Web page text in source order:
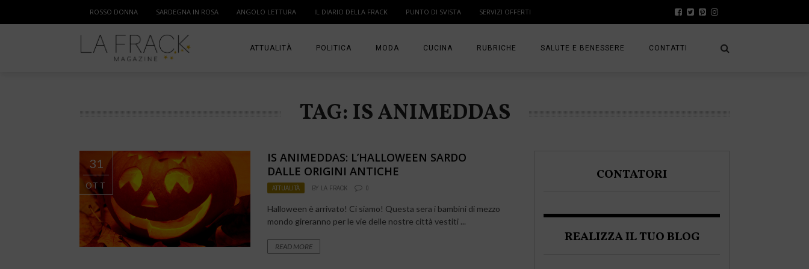
ROSSO DONNA SARDEGNA IN ROSA ANGOLO LETTURA IL DIARIO DELLA FRACK PUNTO DI SVISTA SERVIZI OFFERTI
ATTUALITÀ POLITICA MODA CUCINA RUBRICHE
ANGOLO LETTURA
SALUTE E BENESSERE CONTATTI
TAG: IS ANIMEDDAS
31
OTT
IS ANIMEDDAS: L’HALLOWEEN SARDO
DALLE ORIGINI ANTICHE
ATTUALITÀ BY LA FRACK 0
Halloween è arrivato! Ci siamo! Questa sera i bambini di mezzo
mondo gireranno per le vie delle nostre città vestiti ...
READ MORE
CONTATORI
REALIZZA IL TUO BLOG